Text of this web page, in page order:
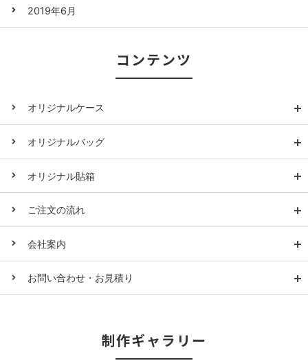
2019年6月
コンテンツ
オリジナルケース
オリジナルバッグ
オリジナル貼箱
ご注文の流れ
会社案内
お問い合わせ・お見積り
制作ギャラリー